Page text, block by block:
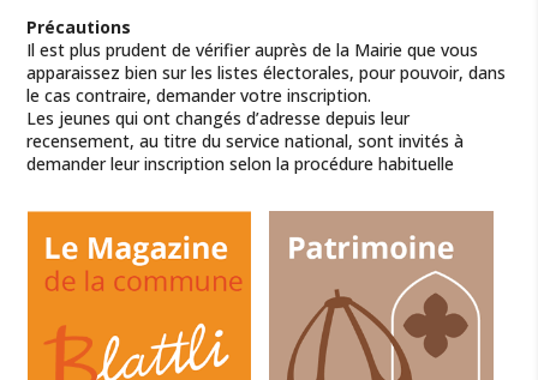
Précautions
Il est plus prudent de vérifier auprès de la Mairie que vous
apparaissez bien sur les listes électorales, pour pouvoir, dans
le cas contraire, demander votre inscription.
Les jeunes qui ont changés d’adresse depuis leur
recensement, au titre du service national, sont invités à
demander leur inscription selon la procédure habituelle